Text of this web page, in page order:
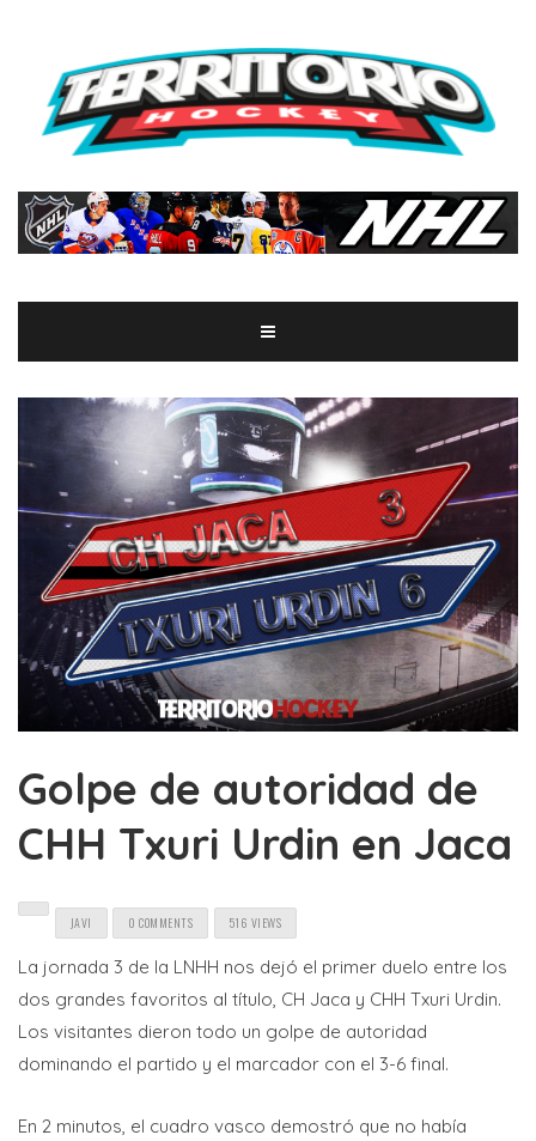
Golpe de autoridad de
CHH Txuri Urdin en Jaca
JAVI 0 COMMENTS 516 VIEWS
La jornada 3 de la LNHH nos dejó el primer duelo entre los
dos grandes favoritos al título, CH Jaca y CHH Txuri Urdin.
Los visitantes dieron todo un golpe de autoridad
dominando el partido y el marcador con el 3-6 final.
En 2 minutos, el cuadro vasco demostró que no había